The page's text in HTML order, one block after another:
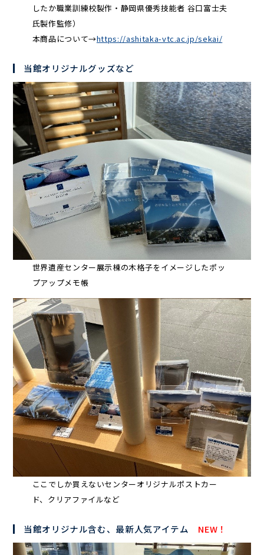
したか職業訓練校製作・静岡県優秀技能者 谷口富士夫
氏製作監修）
本商品について→https://ashitaka-vtc.ac.jp/sekai/
当館オリジナルグッズなど
世界遺産センター展示棟の木格子をイメージしたポッ
プアップメモ帳
ここでしか買えないセンターオリジナルポストカー
ド、クリアファイルなど
当館オリジナル含む、最新人気アイテム NEW！